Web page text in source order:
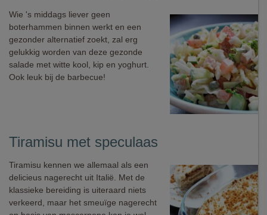
Wie 's middags liever geen
boterhammen binnen werkt en een
gezonder alternatief zoekt, zal erg
gelukkig worden van deze gezonde
salade met witte kool, kip en yoghurt.
Ook leuk bij de barbecue!
Tiramisu met speculaas
Tiramisu kennen we allemaal als een
delicieus nagerecht uit Italië. Met de
klassieke bereiding is uiteraard niets
verkeerd, maar het smeuïge nagerecht